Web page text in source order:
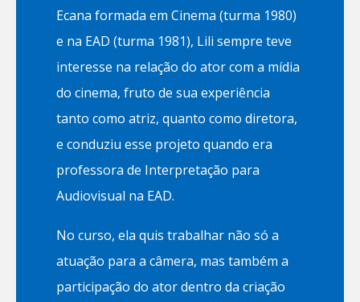
Ecana formada em Cinema (turma 1980)
e na EAD (turma 1981), Lili sempre teve
interesse na relação do ator com a mídia
do cinema, fruto de sua experiência
tanto como atriz, quanto como diretora,
e conduziu esse projeto quando era
professora de Interpretação para
Audiovisual na EAD.
No curso, ela quis trabalhar não só a
atuação para a câmera, mas também a
participação do ator dentro da criação